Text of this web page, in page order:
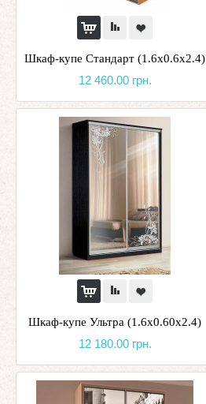
Шкаф-купе Стандарт (1.6х0.6х2.4)
12 460.00 грн.
Шкаф-купе Ультра (1.6х0.60х2.4)
12 180.00 грн.